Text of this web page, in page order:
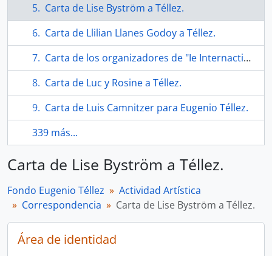
Carta de Lise Byström a Téllez.
Carta de Llilian Llanes Godoy a Téllez.
Carta de los organizadores de "Ie Internactionnale Biennale de la Gravure-Cracovie"
Carta de Luc y Rosine a Téllez.
Carta de Luis Camnitzer para Eugenio Téllez.
339 más...
Carta de Lise Byström a Téllez.
Fondo Eugenio Téllez
Actividad Artística
Correspondencia
Carta de Lise Byström a Téllez.
Área de identidad